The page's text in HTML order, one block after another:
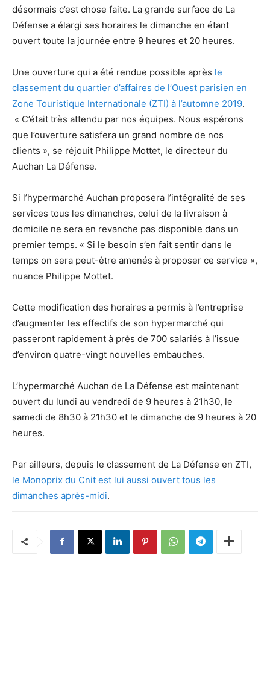
désormais c’est chose faite. La grande surface de La
Défense a élargi ses horaires le dimanche en étant
ouvert toute la journée entre 9 heures et 20 heures.
Une ouverture qui a été rendue possible après le
classement du quartier d’affaires de l’Ouest parisien en
Zone Touristique Internationale (ZTI) à l’automne 2019.
« C’était très attendu par nos équipes. Nous espérons
que l’ouverture satisfera un grand nombre de nos
clients », se réjouit Philippe Mottet, le directeur du
Auchan La Défense.
Si l’hypermarché Auchan proposera l’intégralité de ses
services tous les dimanches, celui de la livraison à
domicile ne sera en revanche pas disponible dans un
premier temps. « Si le besoin s’en fait sentir dans le
temps on sera peut-être amenés à proposer ce service »,
nuance Philippe Mottet.
Cette modification des horaires a permis à l’entreprise
d’augmenter les effectifs de son hypermarché qui
passeront rapidement à près de 700 salariés à l’issue
d’environ quatre-vingt nouvelles embauches.
L’hypermarché Auchan de La Défense est maintenant
ouvert du lundi au vendredi de 9 heures à 21h30, le
samedi de 8h30 à 21h30 et le dimanche de 9 heures à 20
heures.
Par ailleurs, depuis le classement de La Défense en ZTI,
le Monoprix du Cnit est lui aussi ouvert tous les
dimanches après-midi.